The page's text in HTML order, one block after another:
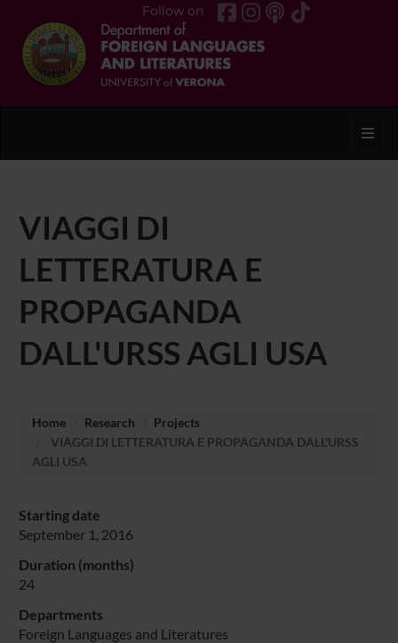
Follow on
VIAGGI DI
LETTERATURA E
PROPAGANDA
DALL'URSS AGLI USA
Home Research
Projects
VIAGGI DI LETTERATURA E PROPAGANDA DALL'URSS
AGLI USA
Starting date
September 1, 2016
Duration (months)
24
Departments
Foreign Languages and Literatures